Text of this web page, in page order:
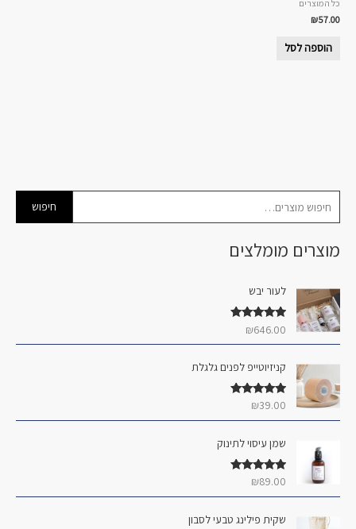
י
פ
ש
ע
ב
:
חיפוש
מוצרים מומלצים
לעור יבש
דורג 5.00
₪646.00
קניזיוטייפ לפנים גלגלת
דורג5.00
₪39.00
שמן עיסוי לתינוק
דורג5.00
₪89.00
שקית פילינג טבעי לסבון
ח
י
ח
י
כל המוצרים
₪57.00
הוספה לסל